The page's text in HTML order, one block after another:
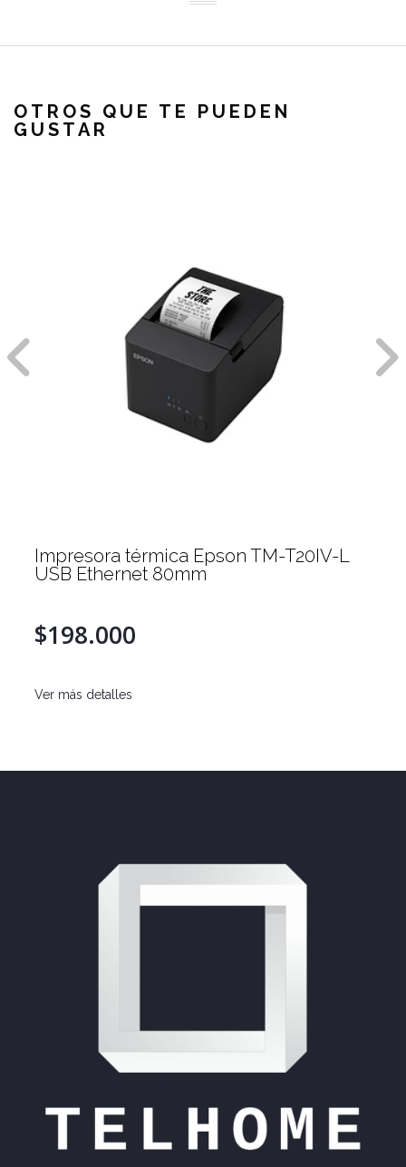
OTROS QUE TE PUEDEN
GUSTAR
Impresora térmica Epson TM-T20IV-L
USB Ethernet 80mm
$198.000
Ver más detalles